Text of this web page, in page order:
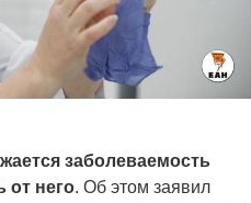
заболеваемость
от него. Об этом заявил